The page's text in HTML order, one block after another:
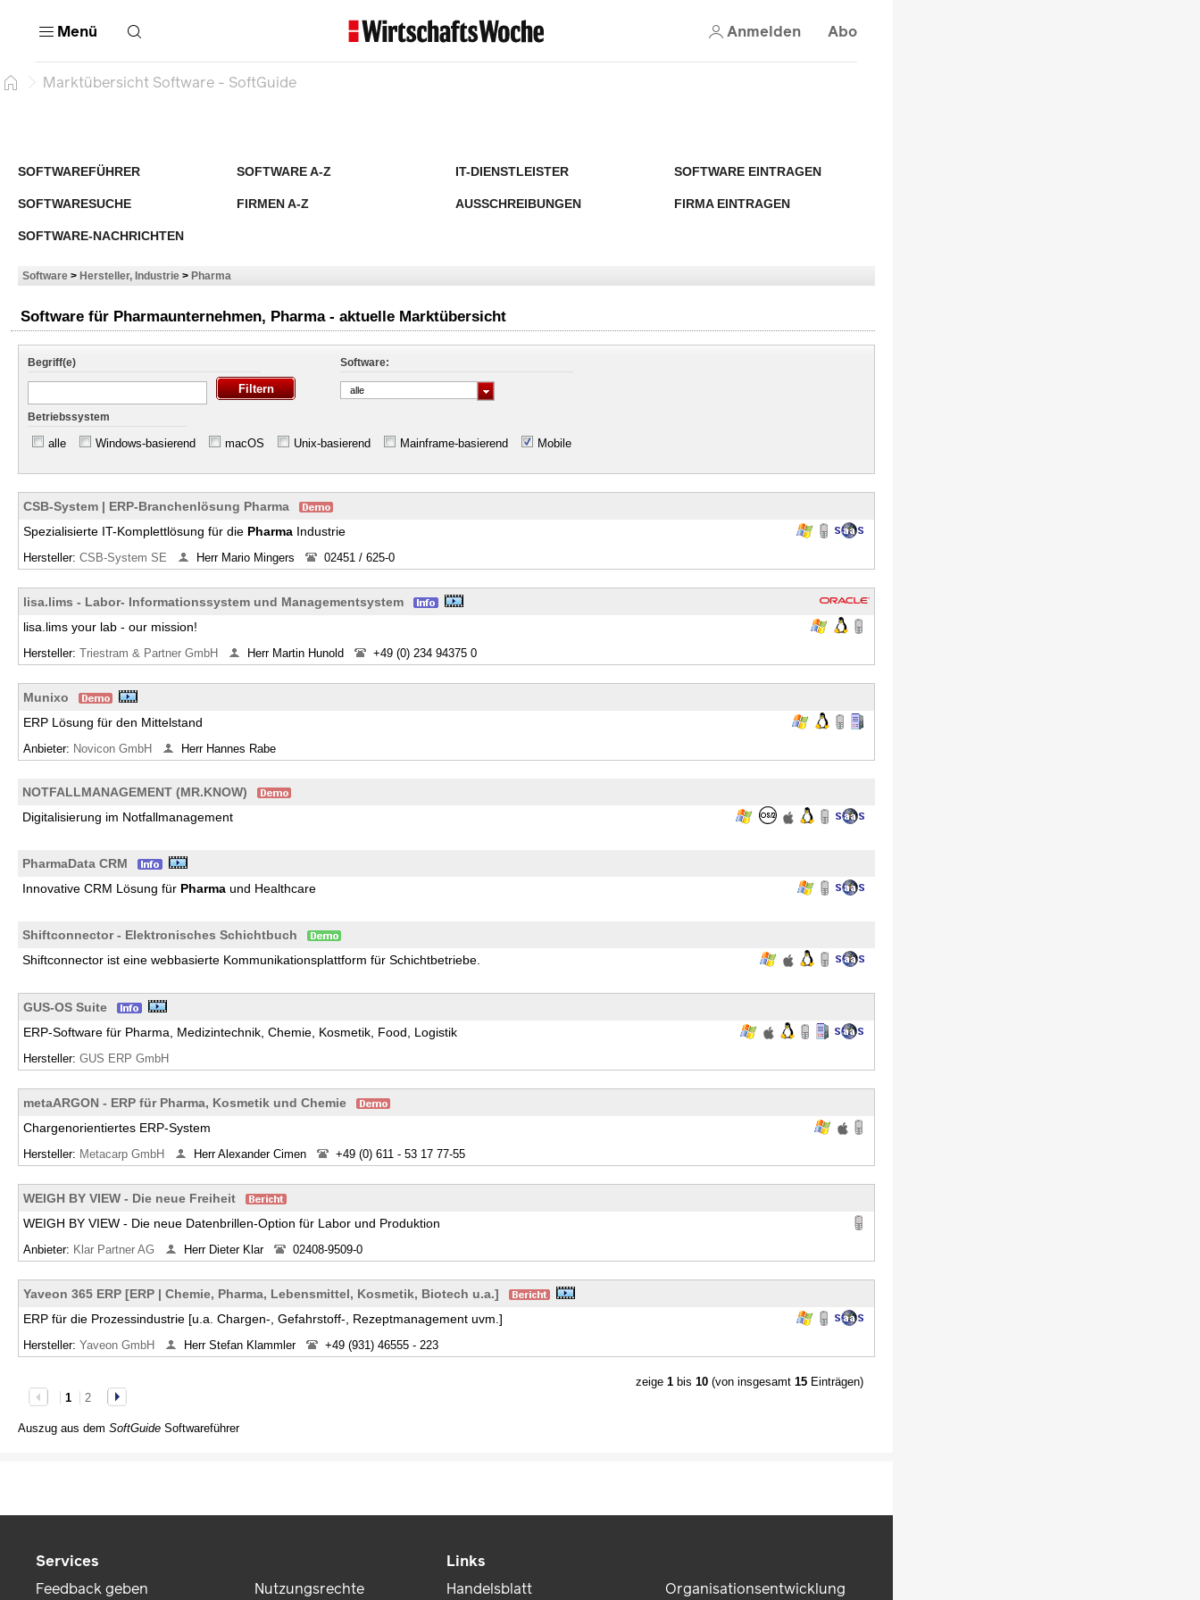
Menü Anmelden Abo
Marktübersicht Software - SoftGuide
SOFTWAREFÜHRER SOFTWARE A-Z IT-DIENSTLEISTER SOFTWARE EINTRAGEN
SOFTWARESUCHE FIRMEN A-Z AUSSCHREIBUNGEN FIRMA EINTRAGEN
SOFTWARE-NACHRICHTEN
Software > Hersteller, Industrie > Pharma
Software für Pharmaunternehmen, Pharma - aktuelle Marktübersicht
Begriff(e) Software:
alle
Betriebssystem
alle Windows-basierend macOS Unix-basierend Mainframe-basierend Mobile
CSB-System | ERP-Branchenlösung Pharma
Spezialisierte IT-Komplettlösung für die Pharma Industrie
Hersteller: CSB-System SE Herr Mario Mingers 02451 / 625-0
lisa.lims - Labor- Informationssystem und Managementsystem
lisa.lims your lab - our mission!
Hersteller: Triestram & Partner GmbH Herr Martin Hunold +49 (0) 234 94375 0
Munixo
ERP Lösung für den Mittelstand
Anbieter: Novicon GmbH Herr Hannes Rabe
NOTFALLMANAGEMENT (MR.KNOW)
Digitalisierung im Notfallmanagement
PharmaData CRM
Innovative CRM Lösung für Pharma und Healthcare
Shiftconnector - Elektronisches Schichtbuch
Shiftconnector ist eine webbasierte Kommunikationsplattform für Schichtbetriebe.
GUS-OS Suite
ERP-Software für Pharma, Medizintechnik, Chemie, Kosmetik, Food, Logistik
Hersteller: GUS ERP GmbH
metaARGON - ERP für Pharma, Kosmetik und Chemie
Chargenorientiertes ERP-System
Hersteller: Metacarp GmbH Herr Alexander Cimen +49 (0) 611 - 53 17 77-55
WEIGH BY VIEW - Die neue Freiheit
WEIGH BY VIEW - Die neue Datenbrillen-Option für Labor und Produktion
Anbieter: Klar Partner AG Herr Dieter Klar 02408-9509-0
Yaveon 365 ERP [ERP | Chemie, Pharma, Lebensmittel, Kosmetik, Biotech u.a.]
ERP für die Prozessindustrie [u.a. Chargen-, Gefahrstoff-, Rezeptmanagement uvm.]
Hersteller: Yaveon GmbH Herr Stefan Klammler +49 (931) 46555 - 223
zeige 1bis 10(von insgesamt 15Einträgen)
1
2
Auszug aus dem SoftGuide Softwareführer
Services
Feedback geben
Nutzungsrechte
Links
Handelsblatt
Organisationsentwicklung